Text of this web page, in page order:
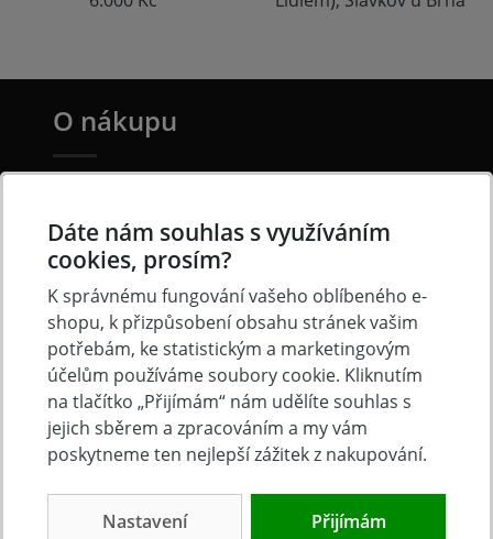
O nákupu
Často kladené otázky
Obchodní podmínky
Reklamacni řád
Ochrana osobních údajů
Cookies
O společnosti
Kontakty
O nás
Dáte nám souhlas s využíváním
cookies, prosím?
K správnému fungování vašeho oblíbeného e-
shopu, k přizpůsobení obsahu stránek vašim
potřebám, ke statistickým a marketingovým
účelům používáme soubory cookie. Kliknutím
na tlačítko „Přijímám“ nám udělíte souhlas s
jejich sběrem a zpracováním a my vám
poskytneme ten nejlepší zážitek z nakupování.
Nastavení Přijímám